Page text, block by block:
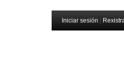
Iniciar sesión